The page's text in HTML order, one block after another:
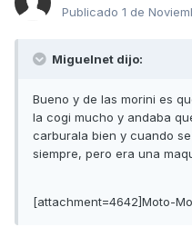
Publicado 1 de
Miguelnet dijo:
Bueno y de las morini es
la cogi mucho y andaba
carburala bien y cuando
siempre, pero era una
[attachment=4642]Moto-